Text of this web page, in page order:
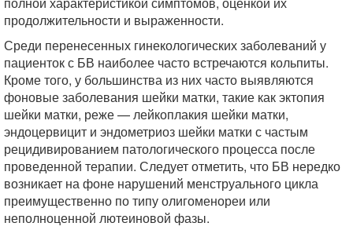
продолжительности и выраженности.
Среди перенесенных гинекологических заболеваний у
пациенток с БВ наиболее часто встречаются кольпиты.
Кроме того, у большинства из них часто выявляются
фоновые заболевания шейки матки, такие как эктопия
шейки матки, реже — лейкоплакия шейки матки,
эндоцервицит и эндометриоз шейки матки с частым
рецидивированием патологического процесса после
проведенной терапии. Следует отметить, что БВ нередко
возникает на фоне нарушений менструального цикла
преимущественно по типу олигоменореи или
неполноценной лютеиновой фазы.